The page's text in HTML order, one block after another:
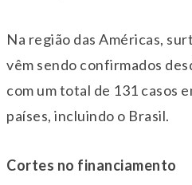
Na região das Américas,
vêm sendo confirmados
com um total de 131 casos
países, incluindo o Brasil.
Cortes no financiamento